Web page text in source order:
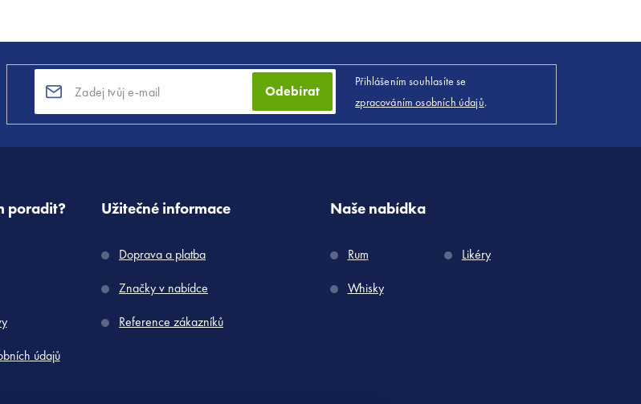
Odebírat
Přihlášením souhlasíte se
zpracováním osobních údajů.
poradit?
údajů
Užitečné informace
Doprava a platba
Značky v nabídce
Reference zákazníků
Naše nabídka
Rum
Whisky
Likéry